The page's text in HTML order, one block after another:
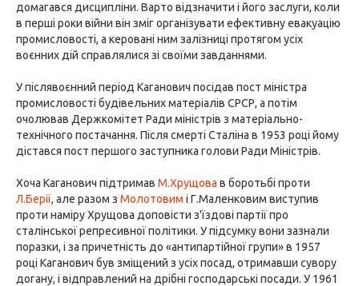
домагався дисципліни. Варто відзначити і його заслуги, коли
в перші роки війни він зміг організувати ефективну евакуацію
промисловості, а керовані ним залізниці протягом усіх
воєнних дій справлялися зі своїми завданнями.
У післявоєнний період Каганович посідав пост міністра
промисловості будівельних матеріалів СРСР, а потім
очолював Держкомітет Ради міністрів з матеріально-
технічного постачання. Після смерті Сталіна в 1953 році йому
дістався пост першого заступника голови Ради Міністрів.
Хоча Каганович підтримав М.Хрущова в боротьбі проти
Л.Берії, але разом з Молотовим і Г.Маленковим виступив
проти наміру Хрущова доповісти з'їздові партії про
сталінської репресивної політики. У підсумку вони зазнали
поразки, і за причетність до «антипартійної групи» в 1957
році Каганович був зміщений з усіх посад, отримавши сувору
догану, і відправлений на дрібні господарські посади. У 1961